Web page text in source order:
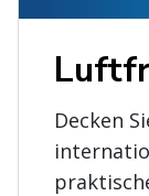
Decken